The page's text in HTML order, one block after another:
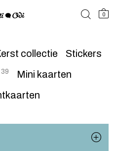
0
collectie
Stickers
39
Mini kaarten